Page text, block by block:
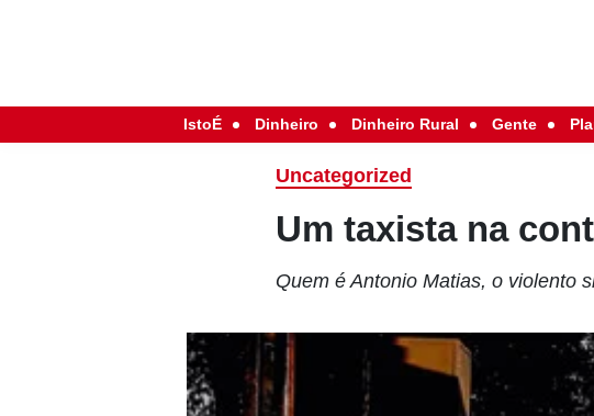
IstoÉ Dinheiro Dinheiro Rural Gente
Uncategorized
Um taxista na
Quem é Antonio Matias, o violento